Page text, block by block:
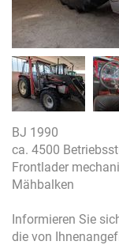
BJ 1990
ca. 4500
Frontlader
Mähbalken
Informieren Sie
die von